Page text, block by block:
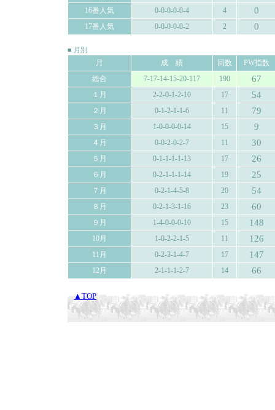
16番人気 0-0-0-0-0-4 4 0
17番人気 0-0-0-0-0-2 2 0
■ 月別
月 成 績 回数
PW指数
総合
7-17-14-15-20-117 190 67
１月 2-2-0-1-2-10 17 54
２月 0-1-2-1-1-6 11 79
３月 1-0-0-0-0-14 15 9
４月 0-0-2-0-2-7 11 30
５月 0-1-1-1-1-13 17 26
６月 0-2-1-1-1-14 19 25
７月 0-2-1-4-5-8 20 54
８月 0-2-1-3-1-16 23 60
９月 1-4-0-0-0-10 15 148
10月 1-0-2-2-1-5 11 126
11月 0-2-3-1-4-7 17 147
12月 2-1-1-1-2-7 14 66
▲TOP